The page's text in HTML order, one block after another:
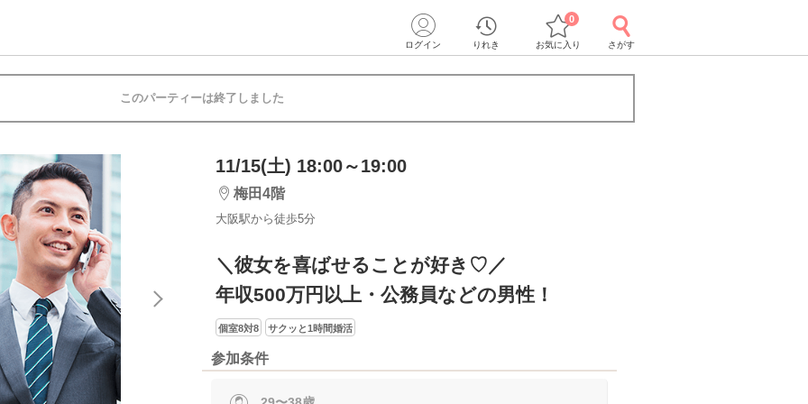
ログイン りれき お気に入り
0
さがす
このパーティーは終了しました
11/15(土) 18:00～19:00
梅田4階
大阪駅から徒歩5分
＼彼女を喜ばせることが好き♡／
年収500万円以上・公務員などの男性！
個室8対8 サクッと1時間婚活
参加条件